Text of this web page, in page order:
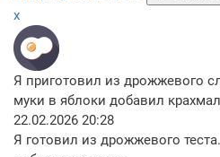
x
Я приготовил из дрожжевого
муки в яблоки добавил крахмал
22.02.2026 20:28
Я готовил из дрожжевого